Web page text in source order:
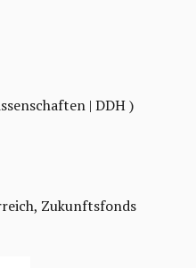
| DDH )
Zukunftsfonds